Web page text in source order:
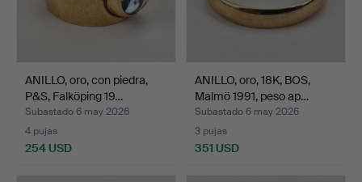
ANILLO, oro, con piedra,
P&S, Falköping 19…
Subastado 6 may 2026
4 pujas
254 USD
ANILLO, oro, 18K, BOS,
Malmö 1991, peso ap…
Subastado 6 may 2026
3 pujas
351 USD